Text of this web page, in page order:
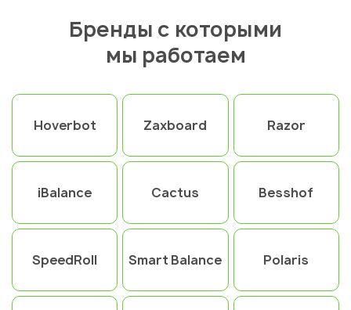
Бренды с которыми
мы работаем
Hoverbot Zaxboard Razor
iBalance Cactus Besshof
SpeedRoll Smart Balance Polaris